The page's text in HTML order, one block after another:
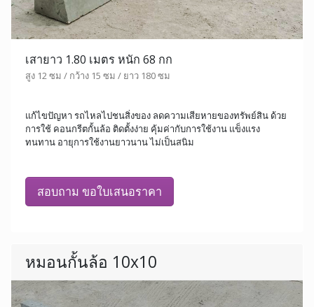
เสายาว 1.80 เมตร หนัก 68 กก
สูง 12 ซม / กว้าง 15 ซม / ยาว 180 ซม
แก้ไขปัญหา รถไหลไปชนสิ่งของ ลดความเสียหายของทรัพย์สิน ด้วย
การใช้ คอนกรีตกั้นล้อ ติดตั้งง่าย คุ้มค่ากับการใช้งาน แข็งแรง
ทนทาน อายุการใช้งานยาวนาน ไม่เป็นสนิม
สอบถาม ขอใบเสนอราคา
หมอนกั้นล้อ 10x10